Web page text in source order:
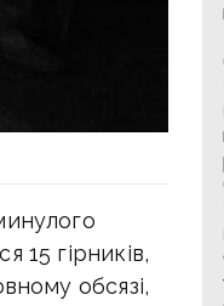
15 гірників,
обсязі,